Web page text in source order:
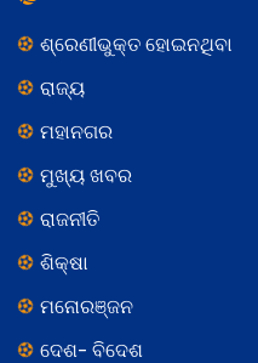
ଶ୍ରେଣୀଭୁକ୍ତ ହୋଇନଥିବା
ରାଜ୍ୟ
ମହାନଗର
ମୁଖ୍ୟ ଖବର
ରାଜନୀତି
ଶିକ୍ଷା
ମନୋରଞ୍ଜନ
ଦେଶ- ବିଦେଶ